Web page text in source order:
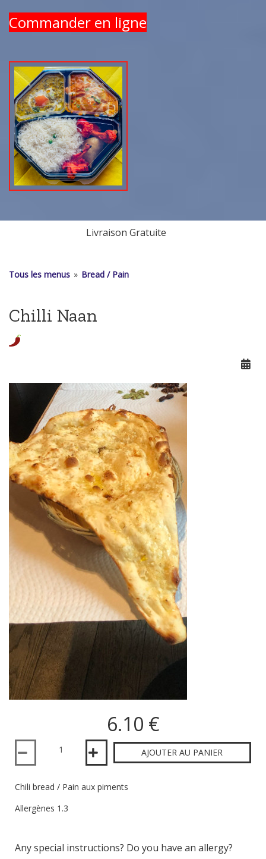
Commander en ligne
Livraison Gratuite
Tous les menus » Bread / Pain
Chilli Naan
6.10 €
Quantité
AJOUTER AU PANIER
Chili bread / Pain aux piments
Allergènes 1.3
Any special instructions? Do you have an allergy?